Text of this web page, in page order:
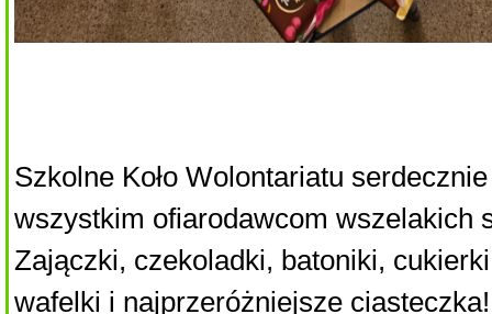
Szkolne Koło Wolontariatu
wszystkim ofiarodawcom wszelakich
Zajączki, czekoladki, batoniki,
wafelki i najprzeróżniejsze